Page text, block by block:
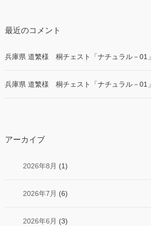
最近のコメント
兵庫県 道繁様 桐チェスト「ナチュラル－01」
兵庫県 道繁様 桐チェスト「ナチュラル－01」
アーカイブ
2026年8月 (1)
2026年7月 (6)
2026年6月 (3)